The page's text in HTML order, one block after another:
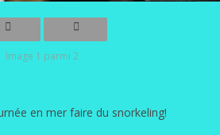
Image 1 parmi 2
en mer faire du snorkeling!